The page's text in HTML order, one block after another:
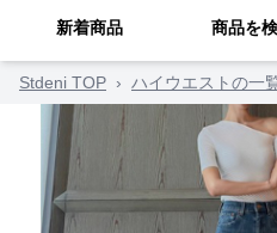
新着商品 商品を
Stdeni TOP › ハイウエストの一